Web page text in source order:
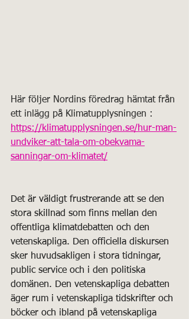
Här följer Nordins föredrag hämtat från
ett inlägg på Klimatupplysningen :
https://klimatupplysningen.se/hur-man-
undviker-att-tala-om-obekvama-
sanningar-om-klimatet/
Det är väldigt frustrerande att se den
stora skillnad som finns mellan den
offentliga klimatdebatten och den
vetenskapliga. Den officiella diskursen
sker huvudsakligen i stora tidningar,
public service och i den politiska
domänen. Den vetenskapliga debatten
äger rum i vetenskapliga tidskrifter och
böcker och ibland på vetenskapliga